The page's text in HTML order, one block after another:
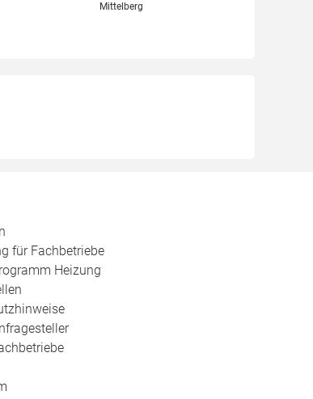
Mittelberg
für Fachbetriebe
Heizung